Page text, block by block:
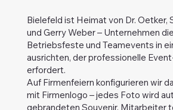
Bielefeld ist Heimat von Dr. Oetker,
und Gerry Weber – Unternehmen
Betriebsfeste und Teamevents in
ausrichten, der professionelle
erfordert.
Auf Firmenfeiern konfigurieren wir
mit Firmenlogo – jedes Foto wird
gebrandeten Souvenir. Mitarbeiter